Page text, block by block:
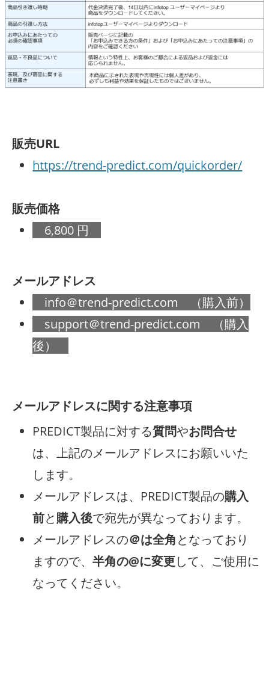
販売URL
https://trend-predict.com/quickorder/
販売価格
6,800 円
メールアドレス
info＠trend-predict.com （購入前）
support＠trend-predict.com （購入
後）
メールアドレスに関する注意事項
PREDICT製品に対する質問やお問合せ
は、上記のメールアドレスにお願いいた
します。
メールアドレスは、PREDICT製品の購入
前と購入後で宛先が異なっております。
メールアドレスの＠は全角となっており
ますので、半角の@に変更して、ご使用に
なってください。